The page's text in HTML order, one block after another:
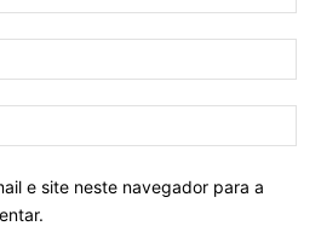
e site neste navegador para a